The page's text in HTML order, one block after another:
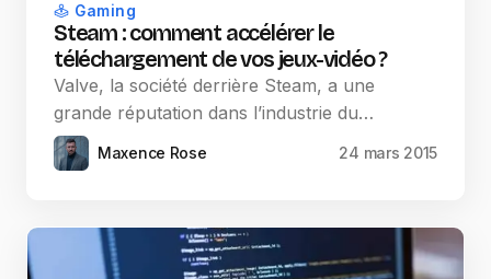
Gaming
Steam : comment accélérer le
téléchargement de vos jeux-vidéo ?
Valve, la société derrière Steam, a une
grande réputation dans l’industrie du…
Maxence Rose 24 mars 2015